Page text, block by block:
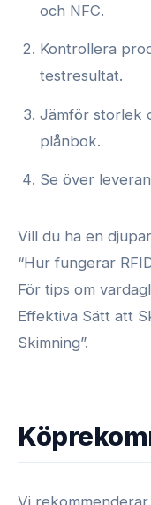
och NFC.
Kontrollera
testresultat.
Jämför storlek
plånbok.
Se över
Vill du ha en
“Hur fungerar
För tips om
Effektiva Sätt att
Skimning”.